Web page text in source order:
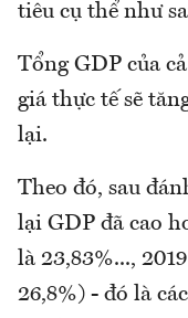
tiêu cụ thể như
Tổng GDP của
giá thực tế sẽ
lại.
Theo đó, sau
lại GDP đã cao
là 23,83%...,
26,8%) - đó là